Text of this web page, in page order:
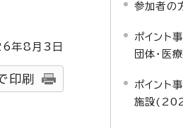
年8月3日
印刷
参加者の
ポイント
団体・医
ポイント
施設